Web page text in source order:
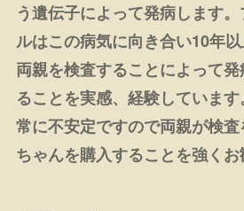
う遺伝子によって発病します
ルはこの病気に向き合い10年以
両親を検査することによって
ることを実感、経験していま
常に不安定ですので両親が検
ちゃんを購入することを強くお